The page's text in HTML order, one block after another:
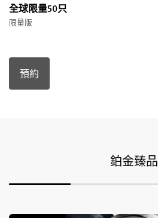
全球限量50只
限量版
預約
鉑金臻品